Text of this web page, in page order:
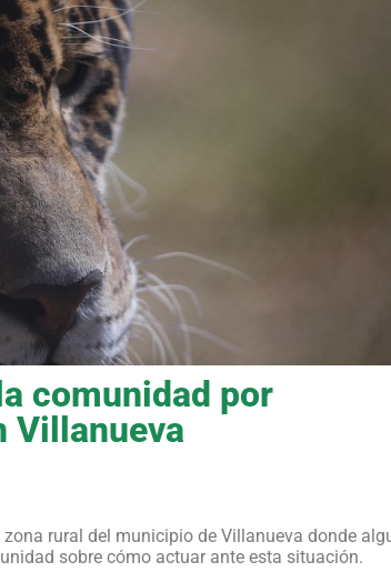
comunidad por
Villanueva
rural del municipio de Villanueva donde
sobre cómo actuar ante esta situación.